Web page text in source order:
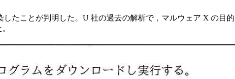
たことが判明した。U 社の過去の解析で，マルウェア X の目